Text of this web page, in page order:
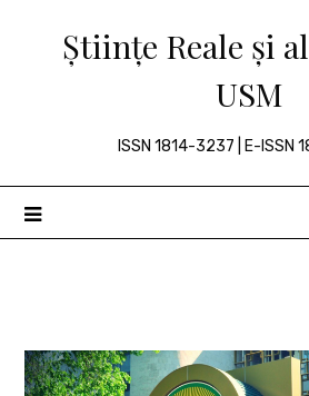
Științe Reale și
USM
ISSN 1814-3237 | E-ISSN